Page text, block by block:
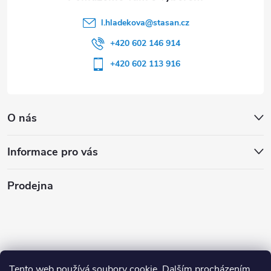
O nás
Informace pro vás
l.hladekova@stasan.cz
+420 602 146 914
+420 602 113 916
Prodejna